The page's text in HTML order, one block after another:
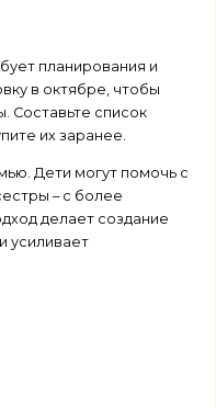
планирования и
в октябре, чтобы
Составьте список
их заранее.
Дети могут помочь с
– с более
делает создание
усиливает